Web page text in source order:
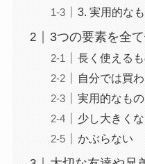
3. 実用的な
3つの要素を全
長く使える
自分では買
実用的なもの
少し大きく
かぶらない